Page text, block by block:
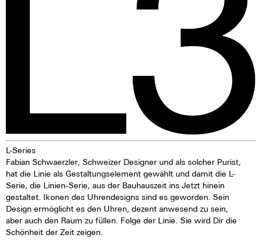
L-Series
Fabian Schwaerzler, Schweizer Designer und als solcher Purist,
hat die Linie als Gestaltungselement gewählt und damit die L-
Serie, die Linien-Serie, aus der Bauhauszeit ins Jetzt hinein
gestaltet. Ikonen des Uhrendesigns sind es geworden. Sein
Design ermöglicht es den Uhren, dezent anwesend zu sein,
aber auch den Raum zu füllen. Folge der Linie. Sie wird Dir die
Schönheit der Zeit zeigen.